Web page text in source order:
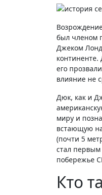
был членом
Джеком
его
влияние не
Дюк, как и
миру и
встающую
(почти 5
стал первым
побережье
Кто